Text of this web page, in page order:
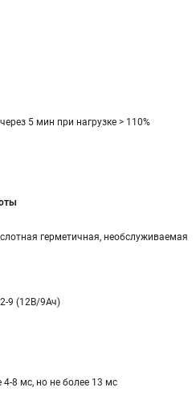
5 мин при нагрузке > 110%
герметичная, необслуживаемая
9 (12В/9Ач)
4-8 мс, но не более 13 мс